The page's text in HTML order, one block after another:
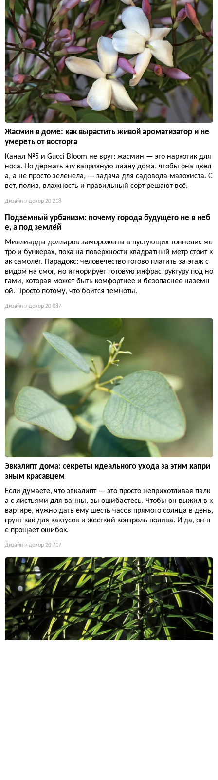
Жасмин в доме: как вырастить живой ароматизатор и не
умереть от восторга
Канал №5 и Gucci Bloom не врут: жасмин — это наркотик для
носа. Но держать эту капризную лиану дома, чтобы она цвел
а, а не просто зеленела, — задача для садовода-мазохиста. С
вет, полив, влажность и правильный сорт решают всё.
Дизайн и декор 20 218
Подземный урбанизм: почему города будущего не в неб
е, а под землёй
Миллиарды долларов заморожены в пустующих тоннелях ме
тро и бункерах, пока на поверхности квадратный метр стоит к
ак самолёт. Парадокс: человечество готово платить за этаж с
видом на смог, но игнорирует готовую инфраструктуру под но
гами, которая может быть комфортнее и безопаснее наземн
ой. Просто потому, что боится темноты.
Дизайн и декор 20 087
Эвкалипт дома: секреты идеального ухода за этим капри
зным красавцем
Если думаете, что эвкалипт — это просто неприхотливая палк
а с листьями для ванны, вы ошибаетесь. Чтобы он выжил в к
вартире, нужно дать ему шесть часов прямого солнца в день,
грунт как для кактусов и жесткий контроль полива. И да, он н
е прощает ошибок.
Дизайн и декор 20 717